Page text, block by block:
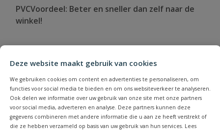
Deze website maakt gebruik van cookies
We gebruiken cookies om content en advertenties te personaliseren, om
functies voor social media te bieden en om ons websiteverkeer te analyseren.
Ook delen we informatie over uw gebruik van onze site met onze partners
voor social media, adverteren en analyse. Deze partners kunnen deze
gegevens combineren met andere informatie die u aan ze heeft verstrekt of
die ze hebben verzameld op basis van uw gebruik van hun services. Lees
PVCVoordeel: Beter en sneller dan zelf naar de
winkel!
Specificaties
Type aansluiting binnendraad, klem
Drukklasse 16 bar